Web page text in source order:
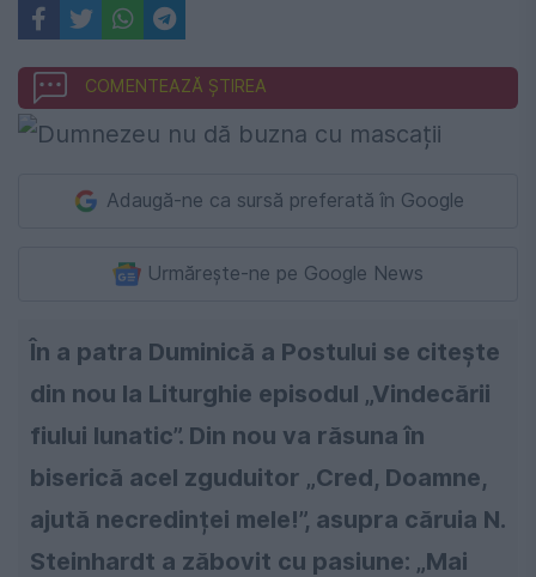
COMENTEAZĂ ȘTIREA
Adaugă-ne ca sursă preferată în Google
Urmărește-ne pe Google News
În a patra Duminică a Postului se citește
din nou la Liturghie episodul „Vindecării
fiului lunatic”. Din nou va răsuna în
biserică acel zguduitor „Cred, Doamne,
ajută necredinței mele!”, asupra căruia N.
Steinhardt a zăbovit cu pasiune: „Mai